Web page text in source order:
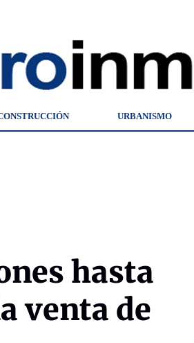
URBANISMO
hasta
venta de